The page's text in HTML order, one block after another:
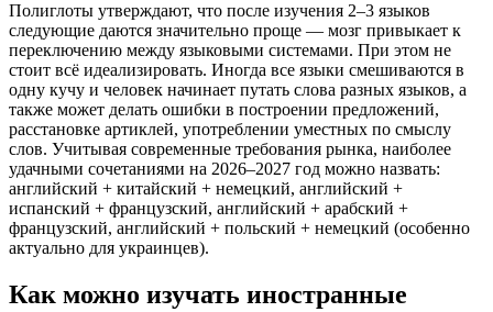
Полиглоты утверждают, что после изучения 2–3 языков
следующие даются значительно проще — мозг привыкает к
переключению между языковыми системами. При этом не
стоит всё идеализировать. Иногда все языки смешиваются в
одну кучу и человек начинает путать слова разных языков, а
также может делать ошибки в построении предложений,
расстановке артиклей, употреблении уместных по смыслу
слов. Учитывая современные требования рынка, наиболее
удачными сочетаниями на 2026–2027 год можно назвать:
английский + китайский + немецкий, английский +
испанский + французский, английский + арабский +
французский, английский + польский + немецкий (особенно
актуально для украинцев).
Как можно изучать иностранные